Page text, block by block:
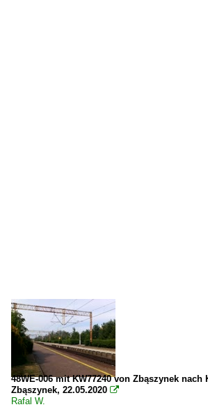
48WE-006 mit KW77240 von Zbąszynek
Zbąszynek, 22.05.2020 
Rafal W.